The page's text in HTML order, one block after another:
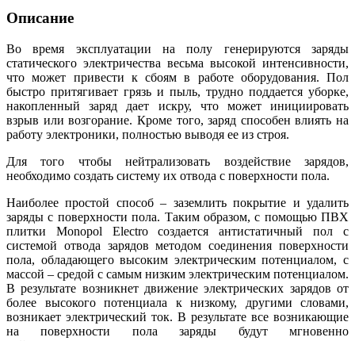
Описание
Во время эксплуатации на полу генерируются заряды
статического электричества весьма высокой интенсивности,
что может привести к сбоям в работе оборудования. Пол
быстро притягивает грязь и пыль, трудно поддается уборке,
накопленный заряд дает искру, что может инициировать
взрыв или возгорание. Кроме того, заряд способен влиять на
работу электроники, полностью выводя ее из строя.
Для того чтобы нейтрализовать воздействие зарядов,
необходимо создать систему их отвода с поверхности пола.
Наиболее простой способ – заземлить покрытие и удалить
заряды с поверхности пола. Таким образом, с помощью ПВХ
плитки Monopol Electro создается антистатичный пол с
системой отвода зарядов методом соединения поверхности
пола, обладающего высоким электрическим потенциалом, с
массой – средой с самым низким электрическим потенциалом.
В результате возникнет движение электрических зарядов от
более высокого потенциала к низкому, другими словами,
возникает электрический ток. В результате все возникающие
на поверхности пола заряды будут мгновенно